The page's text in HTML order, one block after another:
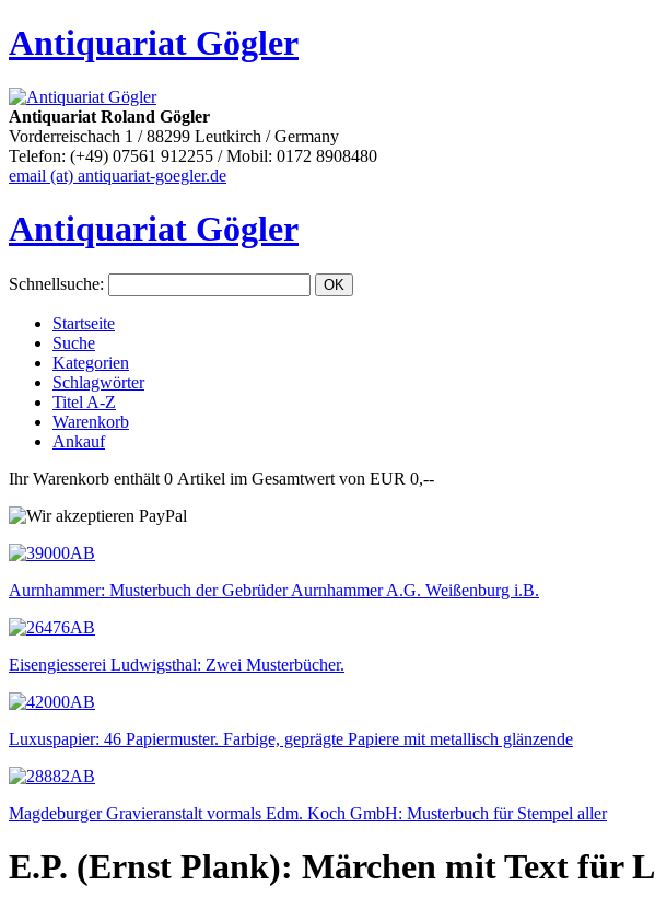
Antiquariat Gögler
Antiquariat Roland Gögler
Vorderreischach 1 / 88299 Leutkirch / Germany
Telefon: (+49) 07561 912255 / Mobil: 0172 8908480
email (at) antiquariat-goegler.de
Antiquariat Gögler
Schnellsuche:
Startseite
Suche
Kategorien
Schlagwörter
Titel A-Z
Warenkorb
Ankauf
Ihr Warenkorb enthält 0 Artikel im Gesamtwert von EUR 0,--
Aurnhammer: Musterbuch der Gebrüder Aurnhammer A.G. Weißenburg i.B.
Eisengiesserei Ludwigsthal: Zwei Musterbücher.
Luxuspapier: 46 Papiermuster. Farbige, geprägte Papiere mit metallisch glänzende
Magdeburger Gravieranstalt vormals Edm. Koch GmbH: Musterbuch für Stempel aller
E.P. (Ernst Plank): Märchen mit Text für